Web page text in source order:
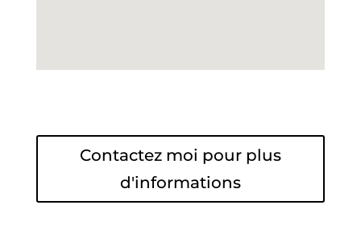
Contactez moi pour plus
d'informations